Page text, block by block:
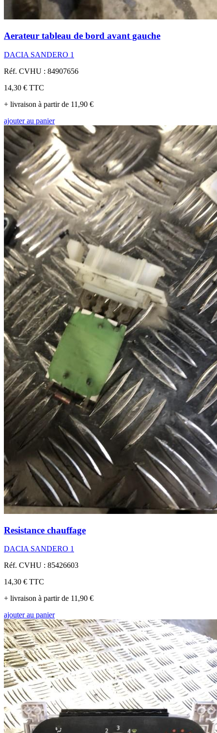
Aerateur tableau de bord avant gauche
DACIA SANDERO 1
Réf. CVHU : 84907656
14,30 € TTC
+ livraison à partir de 11,90 €
ajouter au panier
Resistance chauffage
DACIA SANDERO 1
Réf. CVHU : 85426603
14,30 € TTC
+ livraison à partir de 11,90 €
ajouter au panier